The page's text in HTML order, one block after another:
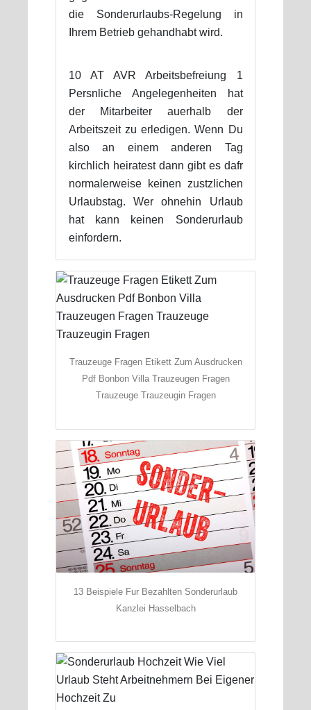
die Sonderurlaubs-Regelung in
Ihrem Betrieb gehandhabt wird.
10 AT AVR Arbeitsbefreiung 1
Persnliche Angelegenheiten hat
der Mitarbeiter auerhalb der
Arbeitszeit zu erledigen. Wenn Du
also an einem anderen Tag
kirchlich heiratest dann gibt es dafr
normalerweise keinen zustzlichen
Urlaubstag. Wer ohnehin Urlaub
hat kann keinen Sonderurlaub
einfordern.
Trauzeuge Fragen Etikett Zum Ausdrucken
Pdf Bonbon Villa Trauzeugen Fragen
Trauzeuge Trauzeugin Fragen
13 Beispiele Fur Bezahlten Sonderurlaub
Kanzlei Hasselbach